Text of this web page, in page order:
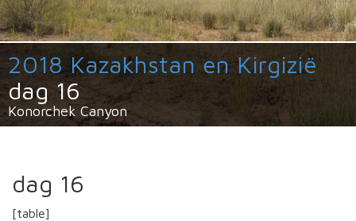
2018 Kazakhstan en Kirgizië
dag 16
Konorchek Canyon
dag 16
[table]